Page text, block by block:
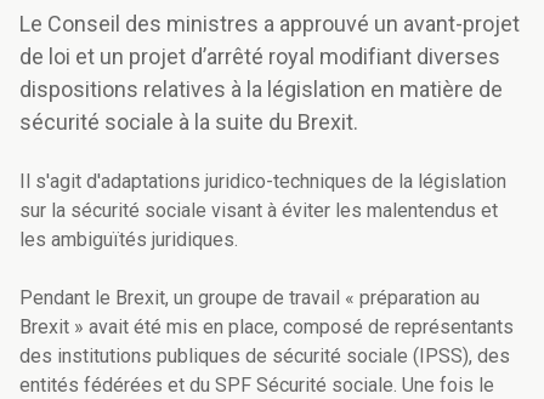
Le Conseil des ministres a approuvé un avant-projet
de loi et un projet d’arrêté royal modifiant diverses
dispositions relatives à la législation en matière de
sécurité sociale à la suite du Brexit.
Il s'agit d'adaptations juridico-techniques de la législation
sur la sécurité sociale visant à éviter les malentendus et
les ambiguïtés juridiques.
Pendant le Brexit, un groupe de travail « préparation au
Brexit » avait été mis en place, composé de représentants
des institutions publiques de sécurité sociale (IPSS), des
entités fédérées et du SPF Sécurité sociale. Une fois le